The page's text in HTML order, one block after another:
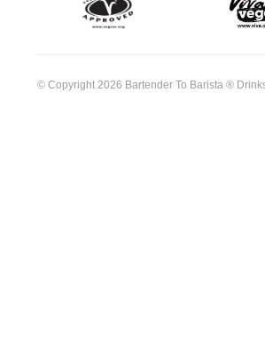
© Copyright 2026 Bartender To Barista ®